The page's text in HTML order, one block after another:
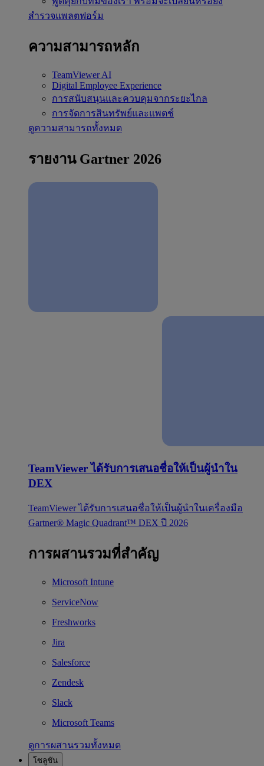
สำรวจแพลตฟอร์ม
ความสามารถหลัก
TeamViewer AI
Digital Employee Experience
การสนับสนุนและควบคุมจากระยะไกล
การจัดการสินทรัพย์และแพตช์
ดูความสามารถทั้งหมด
รายงาน Gartner 2026
TeamViewer ได้รับการเสนอชื่อให้เป็นผู้นำใน
DEX
TeamViewer ได้รับการเสนอชื่อให้เป็นผู้นำในเครื่องมือ
Gartner® Magic Quadrant™ DEX ปี 2026
การผสานรวมที่สำคัญ
Microsoft Intune
ServiceNow
Freshworks
Jira
Salesforce
Zendesk
Slack
Microsoft Teams
ดูการผสานรวมทั้งหมด
โซลูชัน